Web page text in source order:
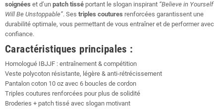
soignées et d’un patch tissé portant le slogan inspirant “Believe in Yourself
Will Be Unstoppable”. Ses triples coutures renforcées garantissent une
durabilité optimale, vous permettant de vous entraîner et de performer avec
confiance.
Caractéristiques principales :
Homologué IBJJF : entraînement & compétition
Veste polycoton résistante, légère & anti-rétrécissement
Pantalon coton 10 oz avec 6 boucles de cordon
Triples coutures renforcées pour plus de solidité
Broderies + patch tissé avec slogan motivant